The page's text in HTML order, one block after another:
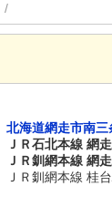
北海道網走市南三
ＪＲ石北本線 網
ＪＲ釧網本線 網
ＪＲ釧網本線 桂